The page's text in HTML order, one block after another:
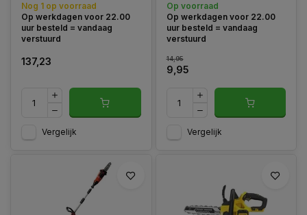
Nog 1 op voorraad
Op werkdagen voor 22.00
uur besteld = vandaag
verstuurd
137,23
Vergelijk
kettingen en zaagbladen van
kettingzagen.
Op voorraad
Op werkdagen voor 22.00
uur besteld = vandaag
verstuurd
14,95
9,95
Vergelijk